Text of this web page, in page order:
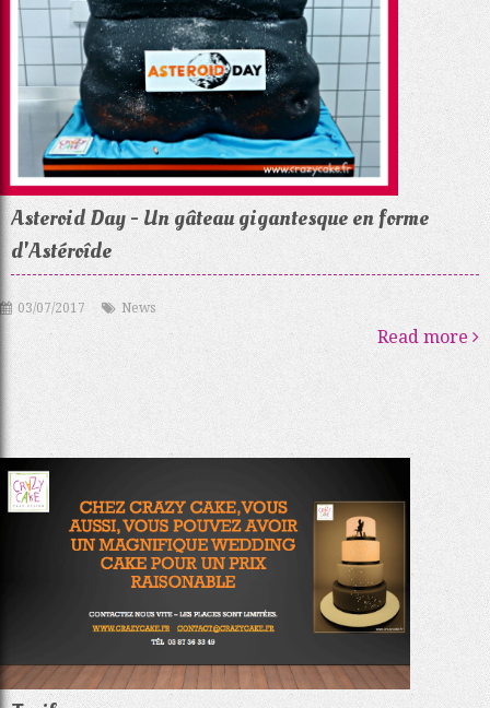
Asteroid Day - Un gâteau gigantesque en forme
d'Astéroîde
03/07/2017 News
Read more